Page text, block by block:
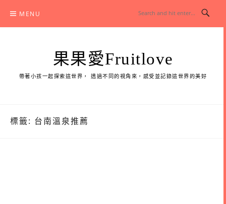
content
MENU
果果愛Fruitlove
帶著小孩一起探索這世界， 透過不同的視角來，感受並記錄這世界的美好
標籤: 台南溫泉推薦